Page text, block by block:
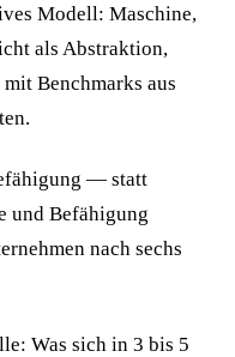
Modell: Maschine,
als Abstraktion,
Benchmarks aus
— statt
und Befähigung
nach sechs
Was sich in 3 bis 5